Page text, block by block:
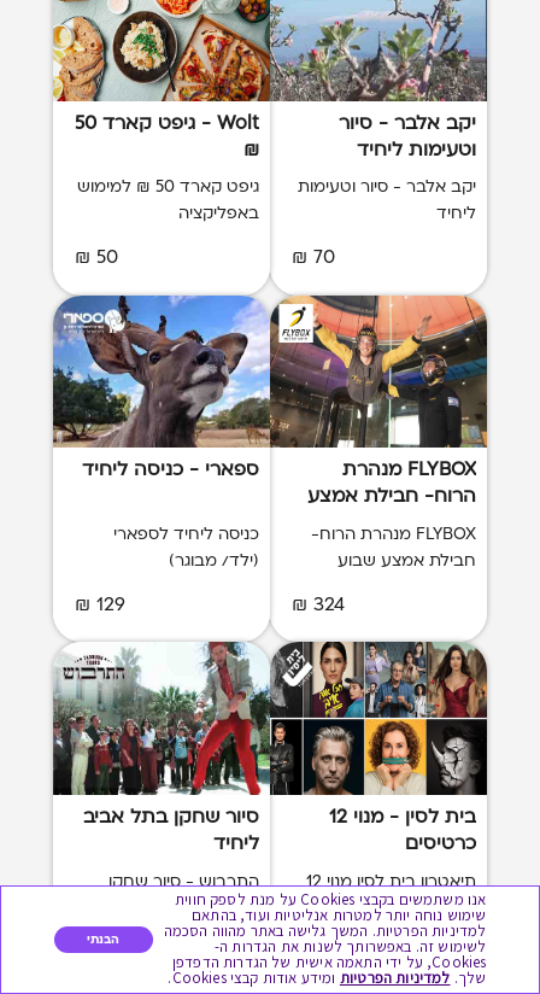
יקב אלבר - סיור
וטעימות ליחיד
יקב אלבר - סיור וטעימות
ליחיד
70 ₪
Wolt - גיפט קארד 50
₪
גיפט קארד 50 ₪ למימוש
באפליקציה
50 ₪
FLYBOX מנהרת
הרוח- חבילת אמצע
שבוע
FLYBOX מנהרת הרוח-
חבילת אמצע שבוע
324 ₪
ספארי - כניסה ליחיד
כניסה ליחיד לספארי
(ילד/ מבוגר)
129 ₪
בית לסין - מנוי 12
כרטיסים
תיאטרון בית לסין מנוי 12
כרטיסים
1030 ₪
סיור שחקן בתל אביב
ליחיד
התרבוש - סיור שחקן
בתל אביב ליחיד
89 ₪
אנו משתמשים בקבצי Cookies על מנת לספק חווית
שימוש נוחה יותר למטרות אנליטיות ועוד, בהתאם
למדיניות הפרטיות. המשך גלישה באתר מהווה הסכמה
לשימוש זה. באפשרותך לשנות את הגדרות ה-
Cookies, על ידי התאמה אישית של הגדרות הדפדפן
שלך. למדיניות הפרטיות ומידע אודות קבצי Cookies.
הבנתי